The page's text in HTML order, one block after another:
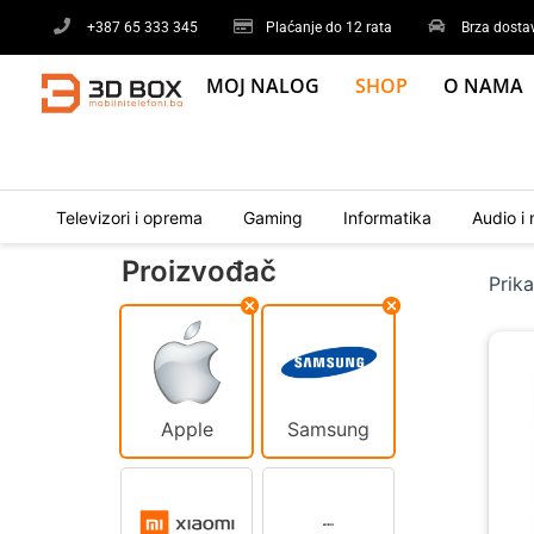
content
+387 65 333 345 Plaćanje do 12 rata Brza
MOJ NALOG SHOP O NAMA
Televizori i oprema Gaming Informatika Audio i
Proizvođač
Apple Samsung